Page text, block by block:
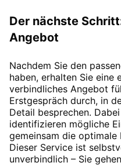
Der nächste
Angebot
Nachdem Sie den
haben, erhalten Sie eine
verbindliches Angebot
Erstgespräch durch, in
Detail besprechen.
identifizieren mögliche
gemeinsam die optimale
Dieser Service ist
unverbindlich – Sie